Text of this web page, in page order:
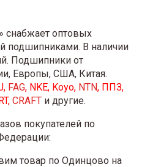
оптовых
подшипниками. В наличии
Подшипники от
Европы, США, Китая.
FAG, NKE, Koyo, NTN, ППЗ,
CRAFT и другие.
покупателей по
товар по Одинцово на